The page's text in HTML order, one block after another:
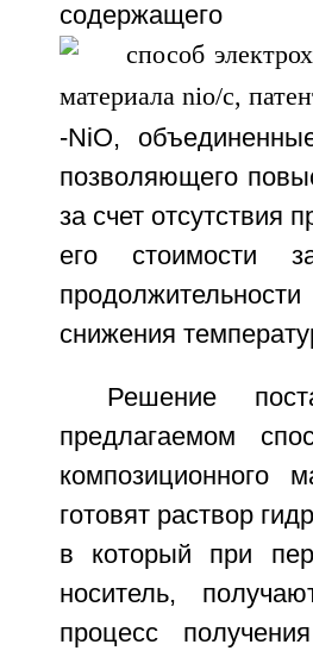
-NiO,
позволяющего
за счет отсутствия
его стоимости
снижения
Решение
предлагаемом
композиционного
готовят раствор
в который при
носитель,
процесс